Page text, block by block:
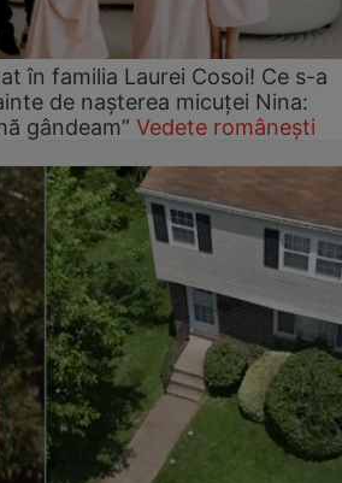
în familia Laurei Cosoi! Ce s-a
de nașterea micuței Nina:
gândeam” Vedete românești